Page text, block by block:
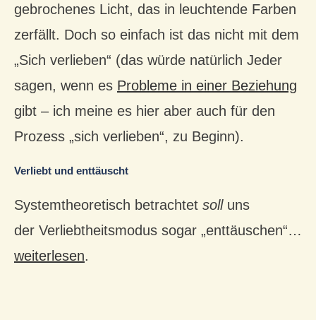
gebrochenes Licht, das in leuchtende Farben
zerfällt. Doch so einfach ist das nicht mit dem
„Sich verlieben“ (das würde natürlich Jeder
sagen, wenn es Probleme in einer Beziehung
gibt – ich meine es hier aber auch für den
Prozess „sich verlieben“, zu Beginn).
Verliebt und enttäuscht
Systemtheoretisch betrachtet solluns
der Verliebtheitsmodus sogar „enttäuschen“…
weiterlesen.